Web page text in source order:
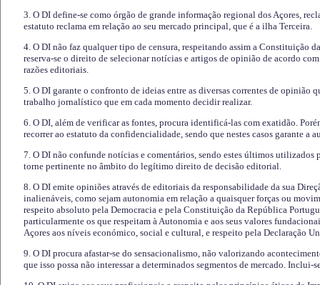
3. O DI define-se como órgão de grande informação regional dos Açores,
estatuto reclama em relação ao seu mercado principal, que é a ilha Terceira.
4. O DI não faz qualquer tipo de censura, respeitando assim a Constituição
reserva-se o direito de selecionar notícias e artigos de opinião de acordo
razões editoriais.
5. O DI garante o confronto de ideias entre as diversas correntes de opinião
trabalho jornalístico que em cada momento decidir realizar.
6. O DI, além de verificar as fontes, procura identificá-las com exatidão.
recorrer ao estatuto da confidencialidade, sendo que nestes casos garante a
7. O DI não confunde notícias e comentários, sendo estes últimos utilizados
torne pertinente no âmbito do legítimo direito de decisão editorial.
8. O DI emite opiniões através de editoriais da responsabilidade da sua
inalienáveis, como sejam autonomia em relação a quaisquer forças ou
respeito absoluto pela Democracia e pela Constituição da República
particularmente os que respeitam à Autonomia e aos seus valores
Açores aos níveis económico, social e cultural, e respeito pela Declaração
9. O DI procura afastar-se do sensacionalismo, não valorizando
que isso possa não interessar a determinados segmentos de mercado.